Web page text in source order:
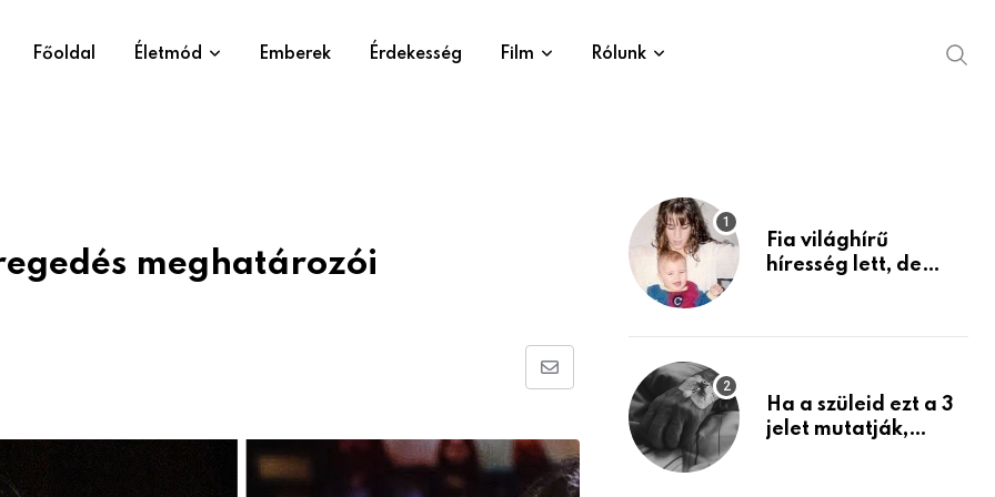
Főoldal Életmód Emberek Érdekesség Film Rólunk
meghatározói
Share
Email
Fia világhírű
híresség lett, de
mint azt el tudnád
Ha a szüleid ezt a 3
jelet mutatják,